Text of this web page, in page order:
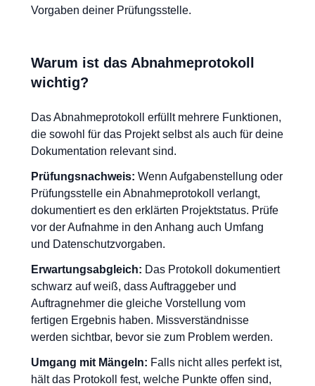
Vorgaben deiner Prüfungsstelle.
Warum ist das Abnahmeprotokoll
wichtig?
Das Abnahmeprotokoll erfüllt mehrere Funktionen,
die sowohl für das Projekt selbst als auch für deine
Dokumentation relevant sind.
Prüfungsnachweis: Wenn Aufgabenstellung oder
Prüfungsstelle ein Abnahmeprotokoll verlangt,
dokumentiert es den erklärten Projektstatus. Prüfe
vor der Aufnahme in den Anhang auch Umfang
und Datenschutzvorgaben.
Erwartungsabgleich: Das Protokoll dokumentiert
schwarz auf weiß, dass Auftraggeber und
Auftragnehmer die gleiche Vorstellung vom
fertigen Ergebnis haben. Missverständnisse
werden sichtbar, bevor sie zum Problem werden.
Umgang mit Mängeln: Falls nicht alles perfekt ist,
hält das Protokoll fest, welche Punkte offen sind,